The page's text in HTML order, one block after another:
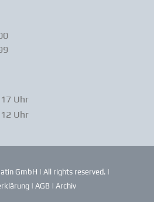
Uhr
Uhr
GmbH | All rights reserved. |
| AGB | Archiv